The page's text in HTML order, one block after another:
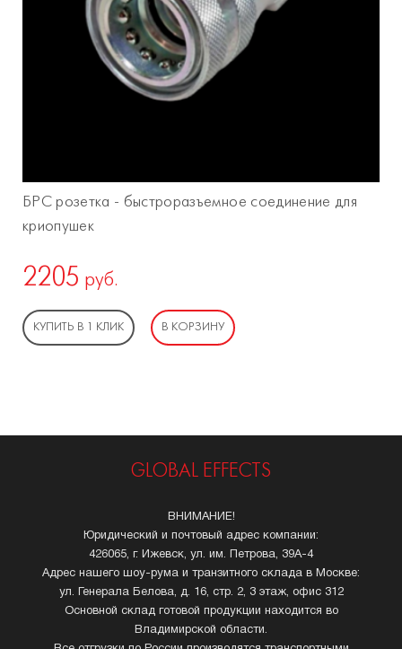
БРС розетка - быстроразъемное соединение для
криопушек
2205 руб.
КУПИТЬ В 1 КЛИК В КОРЗИНУ
GLOBAL EFFECTS
ВНИМАНИЕ!
Юридический и почтовый адрес компании:
426065, г. Ижевск, ул. им. Петрова, 39А-4
Адрес нашего шоу-рума и транзитного склада в Москве:
ул. Генерала Белова, д. 16, стр. 2, 3 этаж, офис 312
Основной склад готовой продукции находится во
Владимирской области.